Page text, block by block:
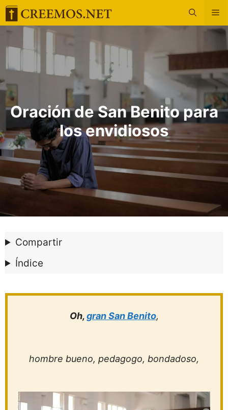
Saltar
al
contenido
Oración de San Benito para
los envidiosos
Compartir
Índice
Oh,gran San Benito,
hombre bueno, pedagogo, bondadoso,